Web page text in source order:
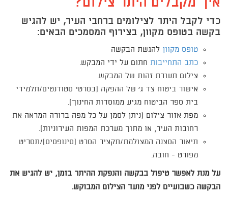
כדי לקבל היתר לצילומים ברחבי העיר, יש להגיש
בקשה בטופס מקוון, בצירוף המסמכים הבאים:
טופס מקוון להגשת הבקשה
כתב התחייבות חתום על ידי המבקש.
צילום תעודת זהות של המבקש.
אישור ביטוח צד ג' של ההפקה (בסרטי סטודנטים/תלמידי
בית ספר הביטוח מגיע ממוסדות החינוך).
מפת אזור צילום (ניתן לסמן על כל מפה ברורה המראה את
רחובות העיר, או מתוך מערכת המפות העירוניות).
תיאור הסצנה המצולמת/תקציר הסרט (סינופסיס)/תסריט
מפורט - חובה.
על מנת לאפשר טיפול בבקשה והנפקת ההיתר בזמן, יש להגיש את
הבקשה כשבועיים לפני מועד הצילום המבוקש.